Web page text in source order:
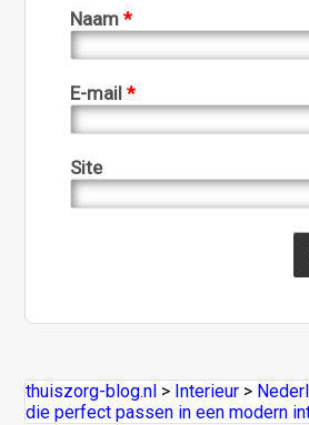
Naam*
E-mail*
Site
thuiszorg-blog.nl > Interieur >
die perfect passen in een modern